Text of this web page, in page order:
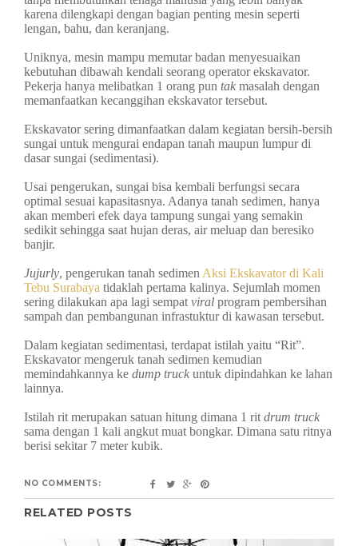
karena dilengkapi dengan bagian penting mesin seperti
lengan, bahu, dan keranjang.
Uniknya, mesin mampu memutar badan menyesuaikan
kebutuhan dibawah kendali seorang operator ekskavator.
Pekerja hanya melibatkan 1 orang pun tak masalah dengan
memanfaatkan kecanggihan ekskavator tersebut.
Ekskavator sering dimanfaatkan dalam kegiatan bersih-bersih
sungai untuk mengurai endapan tanah maupun lumpur di
dasar sungai (sedimentasi).
Usai pengerukan, sungai bisa kembali berfungsi secara
optimal sesuai kapasitasnya. Adanya tanah sedimen, hanya
akan memberi efek daya tampung sungai yang semakin
sedikit sehingga saat hujan deras, air meluap dan beresiko
banjir.
Jujurly, pengerukan tanah sedimen Aksi Ekskavator di Kali
Tebu Surabaya tidaklah pertama kalinya. Sejumlah momen
sering dilakukan apa lagi sempat viral program pembersihan
sampah dan pembangunan infrastuktur di kawasan tersebut.
Dalam kegiatan sedimentasi, terdapat istilah yaitu “Rit”.
Ekskavator mengeruk tanah sedimen kemudian
memindahkannya ke dump truck untuk dipindahkan ke lahan
lainnya.
Istilah rit merupakan satuan hitung dimana 1 rit drum truck
sama dengan 1 kali angkut muat bongkar. Dimana satu ritnya
berisi sekitar 7 meter kubik.
NO COMMENTS:
RELATED POSTS